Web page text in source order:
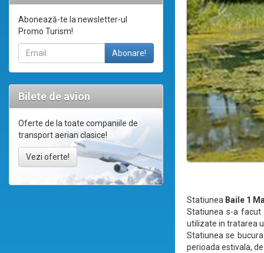
Abonează-te la newsletter-ul
Promo Turism!
Bilete de avion
Oferte de la toate companiile de
transport aerian clasice!
Vezi oferte!
Statiunea Baile 1
Statiunea s-a
utilizate in tratarea
Statiunea se
perioada estivala,